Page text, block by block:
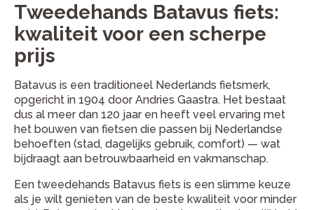
Tweedehands Batavus fiets:
kwaliteit voor een scherpe
prijs
Batavus is een traditioneel Nederlands fietsmerk,
opgericht in 1904 door Andries Gaastra. Het bestaat
dus al meer dan 120 jaar en heeft veel ervaring met
het bouwen van fietsen die passen bij Nederlandse
behoeften (stad, dagelijks gebruik, comfort) — wat
bijdraagt aan betrouwbaarheid en vakmanschap.
Een tweedehands Batavus fiets is een slimme keuze
als je wilt genieten van de beste kwaliteit voor minder